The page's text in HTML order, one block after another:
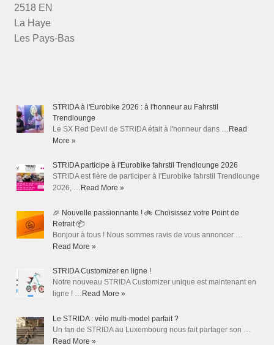
2518 EN
La Haye
Les Pays-Bas
STRIDA à l'Eurobike 2026 : à l'honneur au Fahrstil
Trendlounge
Le SX Red Devil de STRIDA était à l'honneur dans … Read
More »
STRIDA participe à l'Eurobike fahrstil Trendlounge 2026
STRIDA est fière de participer à l'Eurobike fahrstil Trendlounge
2026, … Read More »
🎉 Nouvelle passionnante ! 🚲 Choisissez votre Point de
Retrait 📦
Bonjour à tous ! Nous sommes ravis de vous annoncer …
Read More »
STRIDA Customizer en ligne !
Notre nouveau STRIDA Customizer unique est maintenant en
ligne ! … Read More »
Le STRIDA : vélo multi-model parfait ?
Un fan de STRIDA au Luxembourg nous fait partager son …
Read More »